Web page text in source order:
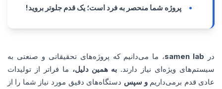
پروژه شما منحصر به فرد است؛ یک قدم جلوتر بروید!
در samen lab، ما می‌دانیم که پروژه‌های تحقیقاتی و صنعتی به
سیستم‌های ویژه‌ای نیاز دارند. به همین دلیل، ما فراتر از تولیدات
عادی قدم برمی‌داریمو سپس دستگاه‌های دقیق مورد نیاز شما را از